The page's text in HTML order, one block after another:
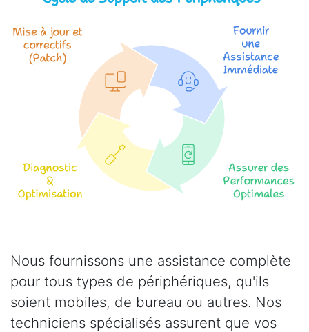
Nous fournissons une assistance complète
pour tous types de périphériques, qu'ils
soient mobiles, de bureau ou autres. Nos
techniciens spécialisés assurent que vos